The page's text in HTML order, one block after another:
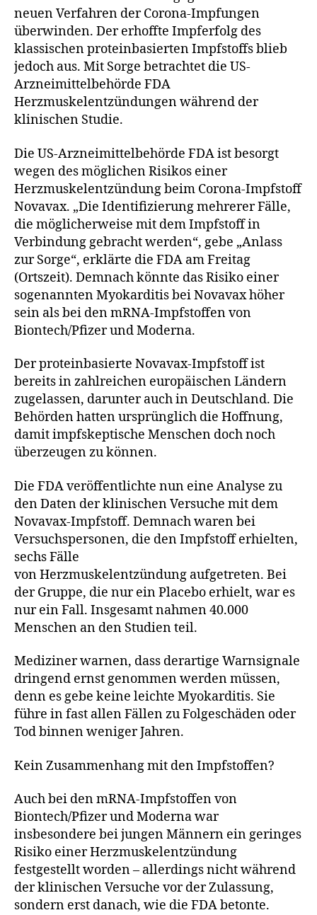
neuen Verfahren der Corona-Impfungen
überwinden. Der erhoffte Impferfolg des
klassischen proteinbasierten Impfstoffs blieb
jedoch aus. Mit Sorge betrachtet die US-
Arzneimittelbehörde FDA
Herzmuskelentzündungen während der
klinischen Studie.
Die US-Arzneimittelbehörde FDA ist besorgt
wegen des möglichen Risikos einer
Herzmuskelentzündung beim Corona-Impfstoff
Novavax. „Die Identifizierung mehrerer Fälle,
die möglicherweise mit dem Impfstoff in
Verbindung gebracht werden“, gebe „Anlass
zur Sorge“, erklärte die FDA am Freitag
(Ortszeit). Demnach könnte das Risiko einer
sogenannten Myokarditis bei Novavax höher
sein als bei den mRNA-Impfstoffen von
Biontech/Pfizer und Moderna.
Der proteinbasierte Novavax-Impfstoff ist
bereits in zahlreichen europäischen Ländern
zugelassen, darunter auch in Deutschland. Die
Behörden hatten ursprünglich die Hoffnung,
damit impfskeptische Menschen doch noch
überzeugen zu können.
Die FDA veröffentlichte nun eine Analyse zu
den Daten der klinischen Versuche mit dem
Novavax-Impfstoff. Demnach waren bei
Versuchspersonen, die den Impfstoff erhielten,
sechs Fälle
von Herzmuskelentzündung aufgetreten. Bei
der Gruppe, die nur ein Placebo erhielt, war es
nur ein Fall. Insgesamt nahmen 40.000
Menschen an den Studien teil.
Mediziner warnen, dass derartige Warnsignale
dringend ernst genommen werden müssen,
denn es gebe keine leichte Myokarditis. Sie
führe in fast allen Fällen zu Folgeschäden oder
Tod binnen weniger Jahren.
Kein Zusammenhang mit den Impfstoffen?
Auch bei den mRNA-Impfstoffen von
Biontech/Pfizer und Moderna war
insbesondere bei jungen Männern ein geringes
Risiko einer Herzmuskelentzündung
festgestellt worden – allerdings nicht während
der klinischen Versuche vor der Zulassung,
sondern erst danach, wie die FDA betonte.